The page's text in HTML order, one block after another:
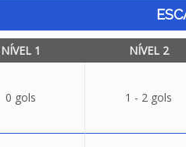
NÍVEL 1 NÍVEL 2
0 gols 1 - 2 gols